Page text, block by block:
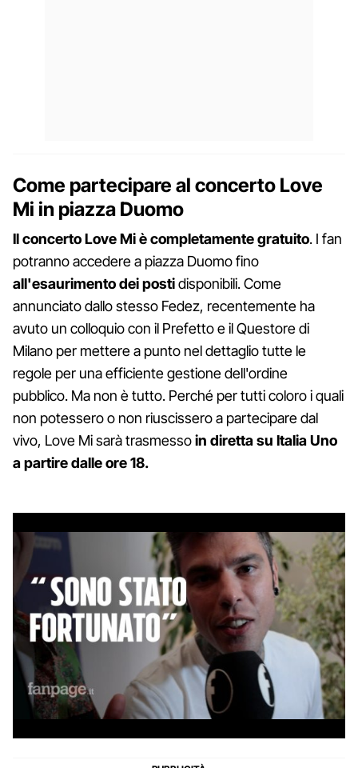
Come partecipare al concerto Love
Mi in piazza Duomo
Il concerto Love Mi è completamente gratuito. I fan
potranno accedere a piazza Duomo fino
all'esaurimento dei postidisponibili. Come
annunciato dallo stesso Fedez, recentemente ha
avuto un colloquio con il Prefetto e il Questore di
Milano per mettere a punto nel dettaglio tutte le
regole per una efficiente gestione dell'ordine
pubblico. Ma non è tutto. Perché per tutti coloro i quali
non potessero o non riuscissero a partecipare dal
vivo, Love Mi sarà trasmessoin diretta su Italia Uno
a partire dalle ore 18.